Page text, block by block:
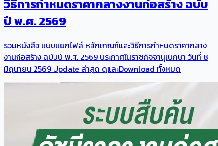
วิธีการกําหนดราคากลางงานก่อสร้าง ฉบับ
ปี พ.ศ. 2569
รวมหนังสือ แบบแยกไฟล์ หลักเกณฑ์และวิธีการกําหนดราคากลาง
งานก่อสร้าง ฉบับปี พ.ศ. 2569 ประกาศในราชกิจจานุเบกษา วันที่ 8
มิถุนายน 2569 Update ล่าสุด ดูและDownload ทั้งหมด